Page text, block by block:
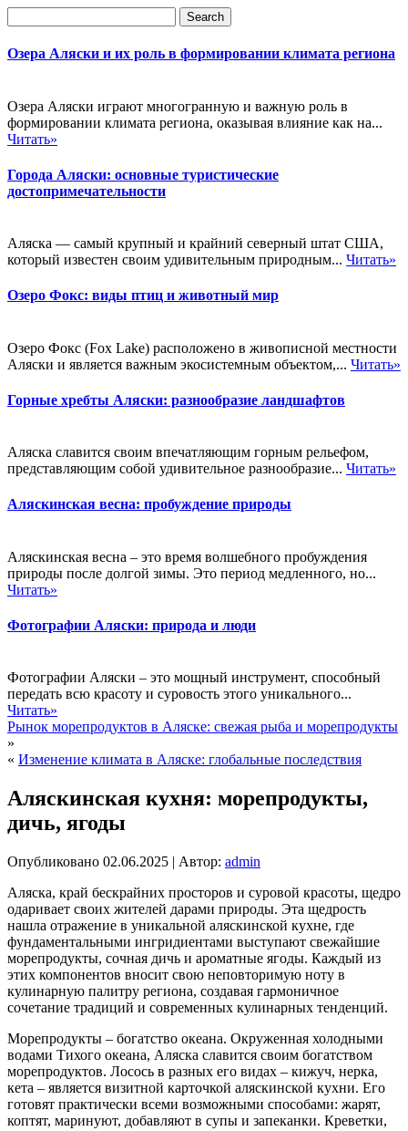
Озера Аляски и их роль в формировании климата региона
Озера Аляски играют многогранную и важную роль в
формировании климата региона, оказывая влияние как на...
Читать»
Города Аляски: основные туристические
достопримечательности
Аляска — самый крупный и крайний северный штат США,
который известен своим удивительным природным... Читать»
Озеро Фокс: виды птиц и животный мир
Озеро Фокс (Fox Lake) расположено в живописной местности
Аляски и является важным экосистемным объектом,... Читать»
Горные хребты Аляски: разнообразие ландшафтов
Аляска славится своим впечатляющим горным рельефом,
представляющим собой удивительное разнообразие... Читать»
Аляскинская весна: пробуждение природы
Аляскинская весна – это время волшебного пробуждения
природы после долгой зимы. Это период медленного, но...
Читать»
Фотографии Аляски: природа и люди
Фотографии Аляски – это мощный инструмент, способный
передать всю красоту и суровость этого уникального...
Читать»
Рынок морепродуктов в Аляске: свежая рыба и морепродукты
»
« Изменение климата в Аляске: глобальные последствия
Аляскинская кухня: морепродукты,
дичь, ягоды
Опубликовано 02.06.2025 | Автор: admin
Аляска, край бескрайних просторов и суровой красоты, щедро
одаривает своих жителей дарами природы. Эта щедрость
нашла отражение в уникальной аляскинской кухне, где
фундаментальными ингридиентами выступают свежайшие
морепродукты, сочная дичь и ароматные ягоды. Каждый из
этих компонентов вносит свою неповторимую ноту в
кулинарную палитру региона, создавая гармоничное
сочетание традиций и современных кулинарных тенденций.
Морепродукты – богатство океана. Окруженная холодными
водами Тихого океана, Аляска славится своим богатством
морепродуктов. Лосось в разных его видах – кижуч, нерка,
кета – является визитной карточкой аляскинской кухни. Его
готовят практически всеми возможными способами: жарят,
коптят, маринуют, добавляют в супы и запеканки. Креветки,